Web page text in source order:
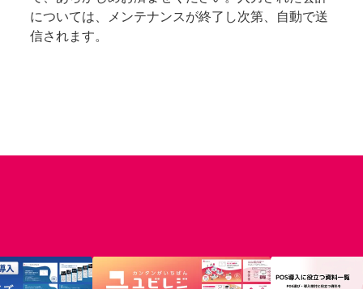
については、メンテナンスが終了し次第、自動で送
信されます。